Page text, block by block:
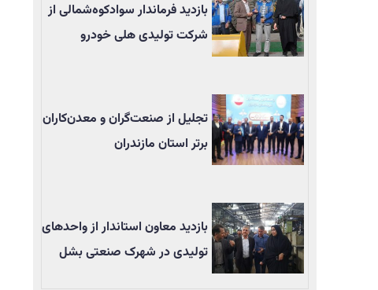
بازدید فرماندار سوادکوه‌شمالی از
شرکت تولیدی هلی خودرو
تجلیل از صنعت‌گران و معدن‌کاران
برتر استان مازندران
بازدید معاون استاندار از واحدهای
تولیدی در شهرک صنعتی بشل